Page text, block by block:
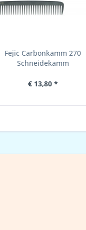
Fejic Carbonkamm 270
Schneidekamm
€ 13,80 *